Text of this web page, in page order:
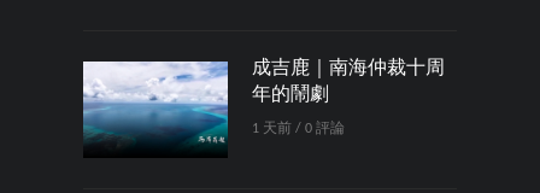
成吉鹿｜南海仲裁十周
年的鬧劇
1 天前 / 0 評論